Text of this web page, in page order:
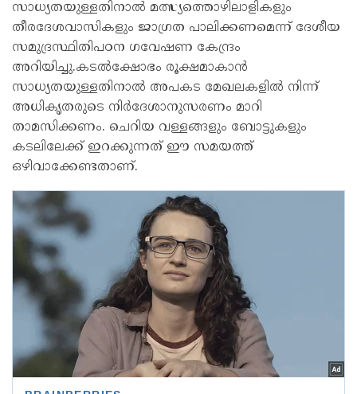
സാധ്യതയുള്ളതിനാല്‍ മത്സ്യത്തൊഴിലാളികളും
തീരദേശവാസികളും ജാഗ്രത പാലിക്കണമെന്ന് ദേശീയ
സമുദ്രസ്ഥിതിപഠന ഗവേഷണ കേന്ദ്രം
അറിയിച്ചു.കടല്‍ക്ഷോഭം രൂക്ഷമാകാൻ
സാധ്യതയുള്ളതിനാല്‍ അപകട മേഖലകളില്‍ നിന്ന്
അധികൃതരുടെ നിർദേശാനുസരണം മാറി
താമസിക്കണം. ചെറിയ വള്ളങ്ങളും ബോട്ടുകളും
കടലിലേക്ക് ഇറക്കുന്നത് ഈ സമയത്ത്
ഒഴിവാക്കേണ്ടതാണ്.